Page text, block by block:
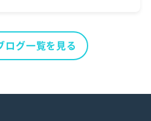
ログ一覧を見る